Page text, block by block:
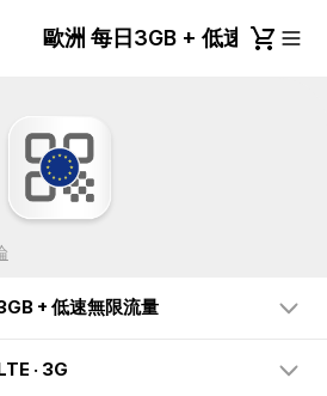
歐洲 每日3GB + 低速無限
+ 低速無限流量
· 3G